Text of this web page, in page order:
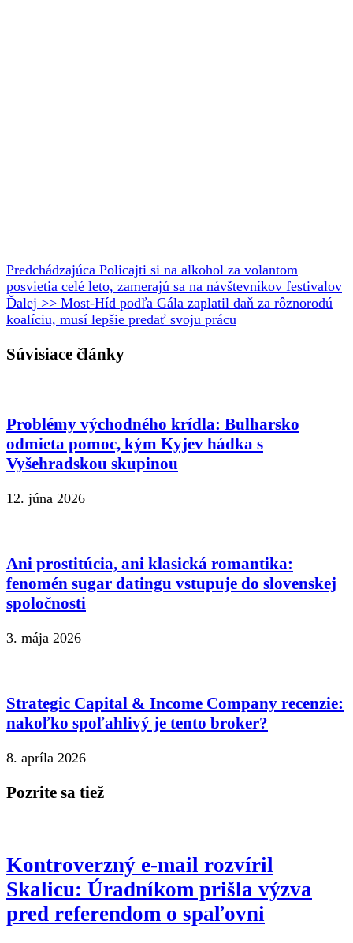
Predchádzajúca Policajti si na alkohol za volantom
posvietia celé leto, zamerajú sa na návštevníkov festivalov
Ďalej >> Most-Híd podľa Gála zaplatil daň za rôznorodú
koalíciu, musí lepšie predať svoju prácu
Súvisiace články
Problémy východného krídla: Bulharsko
odmieta pomoc, kým Kyjev hádka s
Vyšehradskou skupinou
12. júna 2026
Ani prostitúcia, ani klasická romantika:
fenomén sugar datingu vstupuje do slovenskej
spoločnosti
3. mája 2026
Strategic Capital & Income Company recenzie:
nakoľko spoľahlivý je tento broker?
8. apríla 2026
Pozrite sa tiež
Kontroverzný e-mail rozvíril
Skalicu: Úradníkom prišla výzva
pred referendom o spaľovni